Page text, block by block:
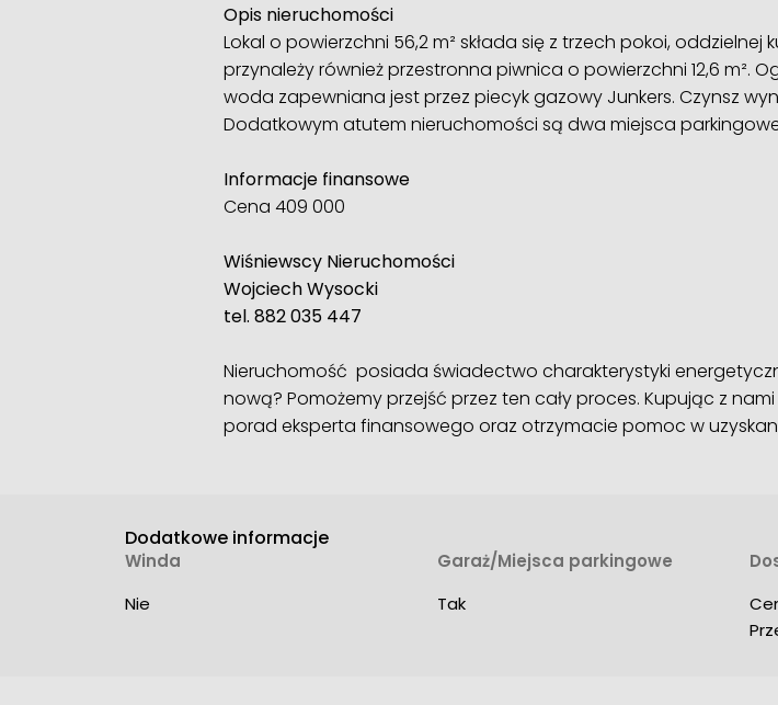
Opis nieruchomości
Lokal o powierzchni 56,2 m² składa się z trzech pokoi, oddzielnej
przynależy również przestronna piwnica o powierzchni 12,6 m².
woda zapewniana jest przez piecyk gazowy Junkers. Czynsz
Dodatkowym atutem nieruchomości są dwa miejsca
Informacje finansowe
Cena 409 000
Wiśniewscy Nieruchomości
Wojciech Wysocki
tel. 882 035 447
Nieruchomość posiada świadectwo charakterystyki
nową? Pomożemy przejść przez ten cały proces. Kupując z
porad eksperta finansowego oraz otrzymacie pomoc w
Dodatkowe informacje
Winda
Nie
Garaż/Miejsca parkingowe
Tak